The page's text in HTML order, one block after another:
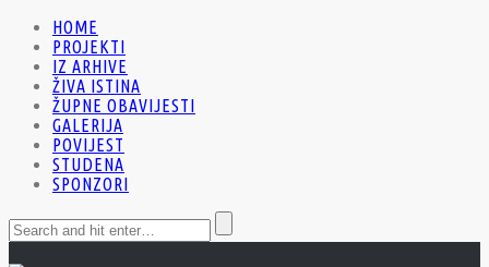
HOME
PROJEKTI
IZ ARHIVE
ŽIVA ISTINA
ŽUPNE OBAVIJESTI
GALERIJA
POVIJEST
STUDENA
SPONZORI